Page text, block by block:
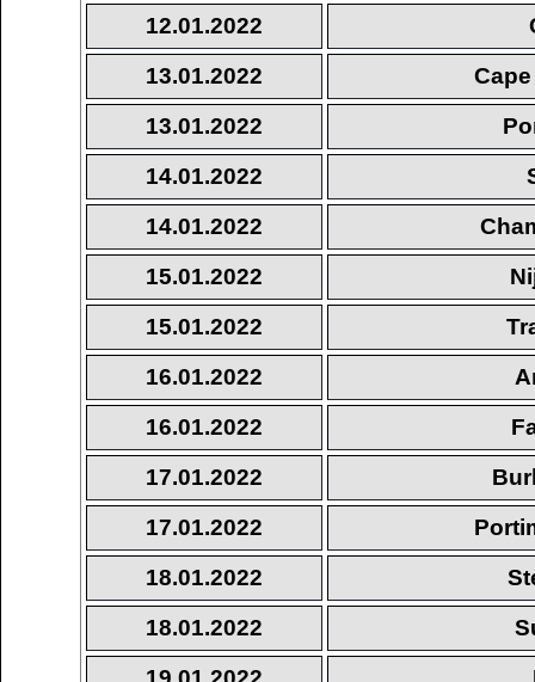
12.01.2022
13.01.2022
13.01.2022
14.01.2022
14.01.2022
15.01.2022
15.01.2022
16.01.2022
16.01.2022
17.01.2022
17.01.2022
18.01.2022
18.01.2022